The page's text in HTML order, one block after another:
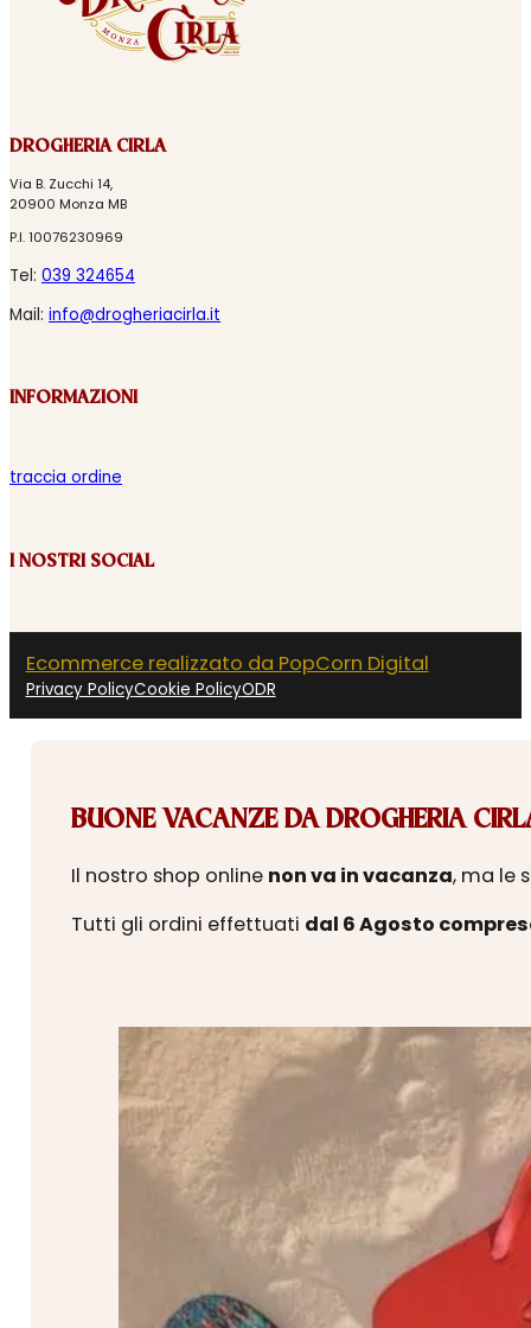
DROGHERIA CIRLA
Via B. Zucchi 14,
20900 Monza MB
P.I. 10076230969
Tel: 039 324654
Mail: info@drogheriacirla.it
INFORMAZIONI
traccia ordine
I NOSTRI SOCIAL
Ecommerce realizzato da PopCorn Digital
Privacy PolicyCookie PolicyODR
BUONE VACANZE DA DROGHERIA
Il nostro shop online non va in vacanza, ma le
Tutti gli ordini effettuati dal 6 Agosto